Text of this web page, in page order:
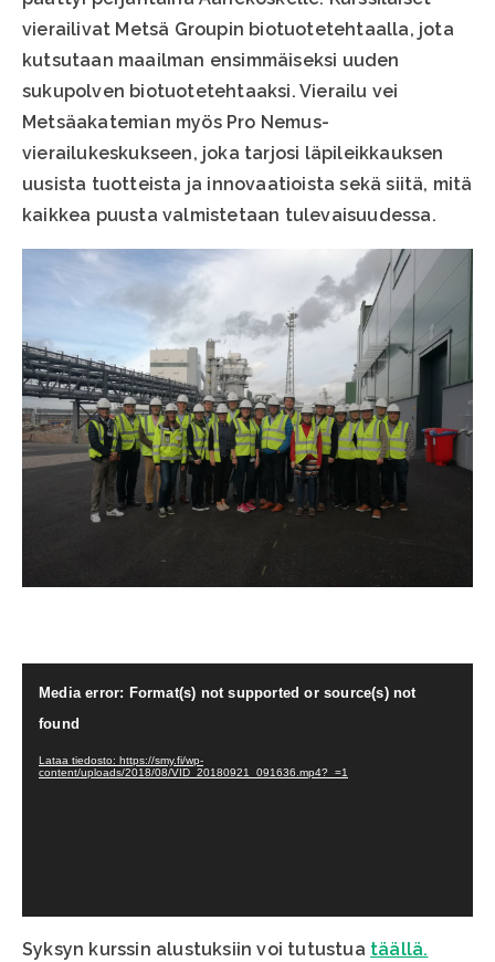
vierailivat Metsä Groupin biotuotetehtaalla, jota
kutsutaan maailman ensimmäiseksi uuden
sukupolven biotuotetehtaaksi. Vierailu vei
Metsäakatemian myös Pro Nemus-
vierailukeskukseen, joka tarjosi läpileikkauksen
uusista tuotteista ja innovaatioista sekä siitä, mitä
kaikkea puusta valmistetaan tulevaisuudessa.
Media error: Format(s) not supported or source(s) not
found
Lataa tiedosto: https://smy.fi/wp-
content/uploads/2018/08/VID_20180921_091636.mp4?_=1
Syksyn kurssin alustuksiin voi tutustua täällä.